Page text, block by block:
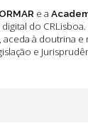
e a
do
aceda à doutrina e
e